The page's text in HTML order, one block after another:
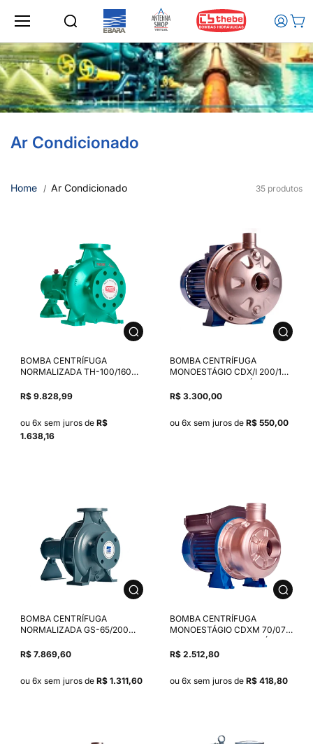
conteúd
Ar Condicionado
Home Ar Condicionado 35 produtos
BOMBA CENTRÍFUGA
NORMALIZADA TH-100/160
185MM SELO COM CONTRA
R$ 9.828,99
ou 6x sem juros de R$
1.638,16
BOMBA CENTRÍFUGA
MONOESTÁGIO CDX/I 200/156
1,0 CV MOTOR TRIFÁSICO
EBARA IP55/IR3 220/380-
R$ 3.300,00
ou 6x sem juros de R$ 550,00
BOMBA CENTRÍFUGA
NORMALIZADA GS-65/200
215MM ANSI B-16.1 SELO
NBR/CARBONO/INOX 304
R$ 7.869,60
ou 6x sem juros de R$ 1.311,60
BOMBA CENTRÍFUGA
MONOESTÁGIO CDXM 70/076
3/4 CV MOTOR MONOFÁSICO
EBARA IP55 220/380-460V
R$ 2.512,80
ou 6x sem juros de R$ 418,80